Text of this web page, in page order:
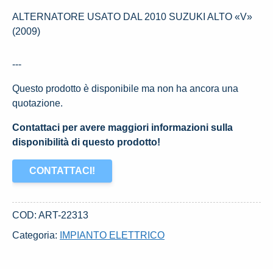
ALTERNATORE USATO DAL 2010 SUZUKI ALTO «V»
(2009)
---
Questo prodotto è disponibile ma non ha ancora una
quotazione.
Contattaci per avere maggiori informazioni sulla
disponibilità di questo prodotto!
CONTATTACI!
COD: ART-22313
Categoria:
IMPIANTO ELETTRICO